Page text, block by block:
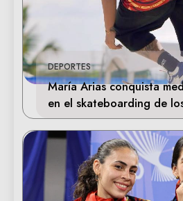
DEPORTES
María Arias conquista
en el skateboarding de
Centroamericanos